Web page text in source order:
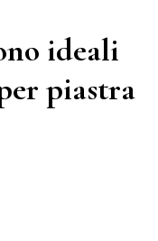
ideali
piastra